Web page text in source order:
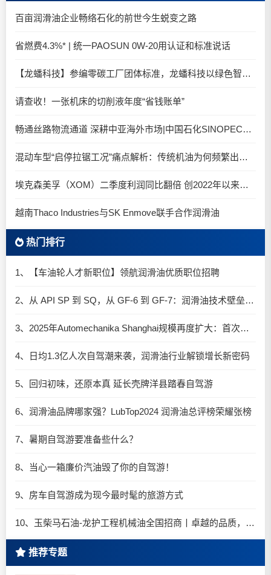
百亩润滑油企业畅络石化的前世今生蜕变之路
省燃费4.3%* | 统一PAOSUN 0W-20用认证和标准说话
【龙蟠科技】参编零碳工厂团体标准，龙蟠科技以绿色智造锚定零碳未来
请查收！一张机床的切削液年度“省钱账单”
畅通丝路物流通道 深耕中亚海外市场|中国石化SINOPEC润滑油北京-阿拉木图图定班列顺利抵达
混动车型“启停拉锯工况”痛点解析：传统机油为何频繁出现油泥堆积？
埃克森美孚（XOM）二季度利润同比翻倍 创2022年以来新高
越南Thaco Industries与SK Enmove联手合作润滑油
热门排行
1、【车油轮人才新职位】领航润滑油优质职位招聘
2、从 API SP 到 SQ，从 GF-6 到 GF-7：润滑油技术壁垒再升高，你准备好了吗？
3、2025年Automechanika Shanghai规模再度扩大：首次启用国家会展中心（上海）全部15个展馆
4、日均1.3亿人次自驾潮来袭，润滑油行业解锁增长新密码​
5、回归初味，还原本真 延长壳牌洋县踏春自驾游
6、润滑油品牌哪家强？LubTop2024 润滑油总评榜荣耀张榜
7、暑期自驾游要准备些什么？
8、当心一箱廉价汽油毁了你的自驾游！
9、房车自驾游成为现今最时髦的旅游方式
10、玉柴马石油-龙护工程机械油全国招商丨卓越的品质，专业的品牌！
推荐专题